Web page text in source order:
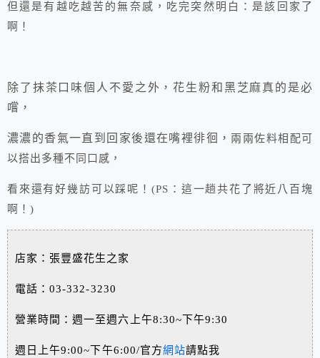
但還是有越吃越苦的無奈感，吃完突然明白：是該回家了
啊！
除了抹茶口味個人不愛之外，花生粉和黑芝麻真的是必
嚐，
濃濃的香氣一直到回家後還在嘴裡徘徊， 兩兩佐料相配可
以搭出多種不同口感，
看來還有好幾訪可以踩呢！(PS：這一趟共花了將近八百塊
啊！)
店家：張豐盛花生之家
電話：03-332-3230
營業時間：週一至週六上午8:30~下午9:30
週日上午9:00~下午6:00/官方網站請點我